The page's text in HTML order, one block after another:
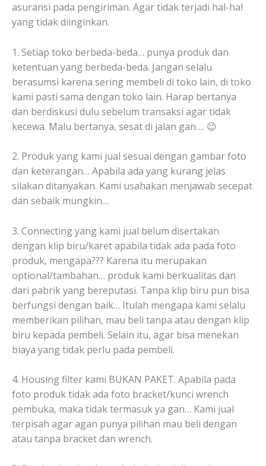
asuransi pada pengiriman. Agar tidak terjadi hal-hal
yang tidak diinginkan.
1. Setiap toko berbeda-beda… punya produk dan
ketentuan yang berbeda-beda. Jangan selalu
berasumsi karena sering membeli di toko lain, di toko
kami pasti sama dengan toko lain. Harap bertanya
dan berdiskusi dulu sebelum transaksi agar tidak
kecewa. Malu bertanya, sesat di jalan gan…. 😉
2. Produk yang kami jual sesuai dengan gambar foto
dan keterangan… Apabila ada yang kurang jelas
silakan ditanyakan. Kami usahakan menjawab secepat
dan sebaik mungkin…
3. Connecting yang kami jual belum disertakan
dengan klip biru/karet apabila tidak ada pada foto
produk, mengapa??? Karena itu merupakan
optional/tambahan… produk kami berkualitas dan
dari pabrik yang bereputasi. Tanpa klip biru pun bisa
berfungsi dengan baik… Itulah mengapa kami selalu
memberikan pilihan, mau beli tanpa atau dengan klip
biru kepada pembeli. Selain itu, agar bisa menekan
biaya yang tidak perlu pada pembeli.
4. Housing filter kami BUKAN PAKET. Apabila pada
foto produk tidak ada foto bracket/kunci wrench
pembuka, maka tidak termasuk ya gan… Kami jual
terpisah agar agan punya pilihan mau beli dengan
atau tanpa bracket dan wrench.